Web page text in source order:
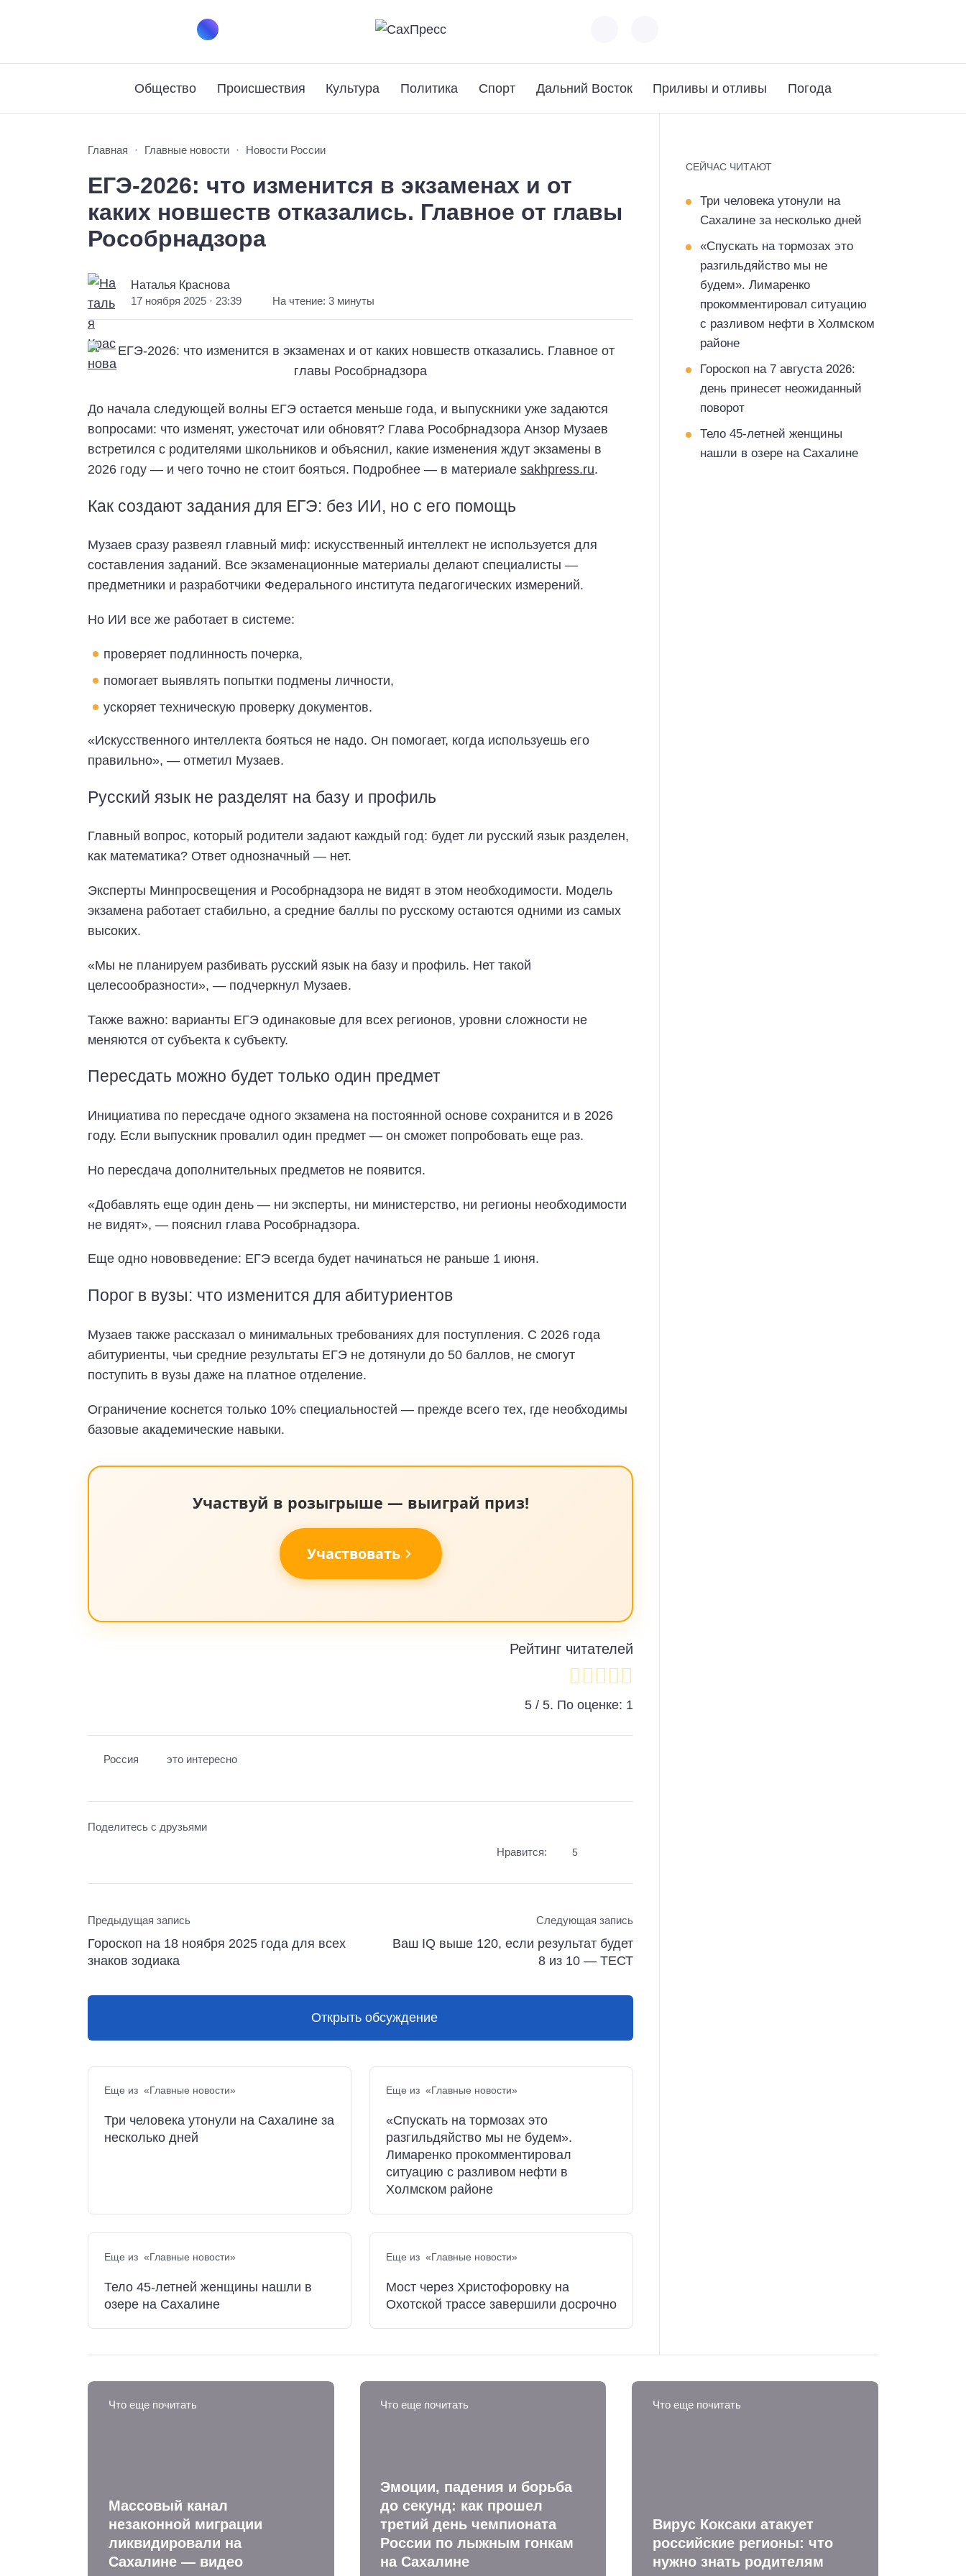
Общество Происшествия Культура Политика Спорт Дальний Восток Приливы и отливы Погода
Главная Главные новости Новости России
ЕГЭ-2026: что изменится в экзаменах и от
каких новшеств отказались. Главное от главы
Рособрнадзора
Наталья Краснова
17 ноября 2025 · 23:39 На чтение: 3 минуты
До начала следующей волны ЕГЭ остается меньше года, и выпускники уже задаются
вопросами: что изменят, ужесточат или обновят? Глава Рособрнадзора Анзор Музаев
встретился с родителями школьников и объяснил, какие изменения ждут экзамены в
2026 году — и чего точно не стоит бояться. Подробнее — в материале sakhpress.ru.
Как создают задания для ЕГЭ: без ИИ, но с его помощь
Музаев сразу развеял главный миф: искусственный интеллект не используется для
составления заданий. Все экзаменационные материалы делают специалисты —
предметники и разработчики Федерального института педагогических измерений.
Но ИИ все же работает в системе:
проверяет подлинность почерка,
помогает выявлять попытки подмены личности,
ускоряет техническую проверку документов.
«Искусственного интеллекта бояться не надо. Он помогает, когда используешь его
правильно», — отметил Музаев.
Русский язык не разделят на базу и профиль
Главный вопрос, который родители задают каждый год: будет ли русский язык разделен,
как математика? Ответ однозначный — нет.
Эксперты Минпросвещения и Рособрнадзора не видят в этом необходимости. Модель
экзамена работает стабильно, а средние баллы по русскому остаются одними из самых
высоких.
«Мы не планируем разбивать русский язык на базу и профиль. Нет такой
целесообразности», — подчеркнул Музаев.
Также важно: варианты ЕГЭ одинаковые для всех регионов, уровни сложности не
меняются от субъекта к субъекту.
Пересдать можно будет только один предмет
Инициатива по пересдаче одного экзамена на постоянной основе сохранится и в 2026
году. Если выпускник провалил один предмет — он сможет попробовать еще раз.
Но пересдача дополнительных предметов не появится.
«Добавлять еще один день — ни эксперты, ни министерство, ни регионы необходимости
не видят», — пояснил глава Рособрнадзора.
Еще одно нововведение: ЕГЭ всегда будет начинаться не раньше 1 июня.
Порог в вузы: что изменится для абитуриентов
Музаев также рассказал о минимальных требованиях для поступления. С 2026 года
абитуриенты, чьи средние результаты ЕГЭ не дотянули до 50 баллов, не смогут
поступить в вузы даже на платное отделение.
Ограничение коснется только 10% специальностей — прежде всего тех, где необходимы
базовые академические навыки.
Участвуй в розыгрыше — выиграй приз!
Участвовать
Рейтинг читателей
5 / 5. По оценке: 1
Россия это интересно
Поделитесь с друзьями
Нравится: 5
Предыдущая запись
Гороскоп на 18 ноября 2025 года для всех
знаков зодиака
Следующая запись
Ваш IQ выше 120, если результат будет
8 из 10 — ТЕСТ
Открыть обсуждение
Еще из «Главные новости»
Три человека утонули на Сахалине за
несколько дней
Еще из «Главные новости»
«Спускать на тормозах это
разгильдяйство мы не будем».
Лимаренко прокомментировал
ситуацию с разливом нефти в
Холмском районе
Еще из «Главные новости»
Тело 45-летней женщины нашли в
озере на Сахалине
Еще из «Главные новости»
Мост через Христофоровку на
Охотской трассе завершили досрочно
СЕЙЧАС ЧИТАЮТ
Три человека утонули на
Сахалине за несколько дней
«Спускать на тормозах это
разгильдяйство мы не
будем». Лимаренко
прокомментировал ситуацию
с разливом нефти в Холмском
районе
Гороскоп на 7 августа 2026:
день принесет неожиданный
поворот
Тело 45-летней женщины
нашли в озере на Сахалине
Что еще почитать
Массовый канал
незаконной миграции
ликвидировали на
Сахалине — видео
Что еще почитать
Эмоции, падения и борьба
до секунд: как прошел
третий день чемпионата
России по лыжным гонкам
на Сахалине
Что еще почитать
Вирус Коксаки атакует
российские регионы: что
нужно знать родителям